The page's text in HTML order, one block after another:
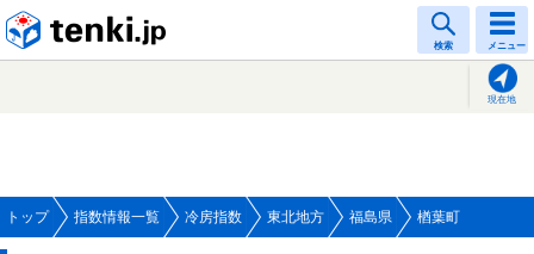
検索 メニュー
現在地
トップ 指数情報一覧 冷房指数 東北地方 福島県 楢葉町